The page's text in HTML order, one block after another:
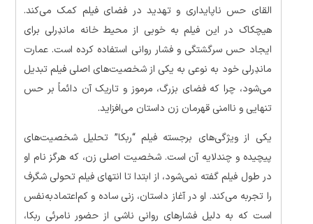
القای حس ناپایداری و تهدید در فضای فیلم کمک می‌کند.
هیچکاک در این فیلم به خوبی از محیط خانه ماندِرلی برای
ایجاد حس سرگشتگی و فشار روانی استفاده کرده است. عمارت
ماندِرلی خود به نوعی به یکی از شخصیت‌های اصلی فیلم تبدیل
می‌شود، چرا که فضای بزرگ، مرموز و تاریک آن دائماً بر حس
تنهایی و ناامنی قهرمان زن داستان می‌افزاید.
یکی از ویژگی‌های برجسته فیلم “ربکا” تحلیل شخصیت‌های
پیچیده و چندلایه آن است. شخصیت اصلی زن، که هرگز نام او
در طول فیلم گفته نمی‌شود، از ابتدا تا انتهای فیلم تحولی شگرف
را تجربه می‌کند. او در آغاز داستان، زنی ساده و کم‌اعتمادبه‌نفس
است که به دلیل فشارهای روانی ناشی از حضور نامرئی ربکا،